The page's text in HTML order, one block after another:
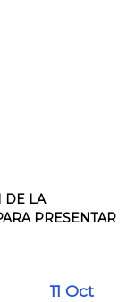
DE LA
PRESENTAR
11 Oct